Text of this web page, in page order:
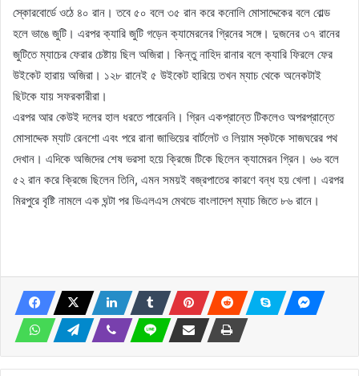
স্কোরবোর্ডে ওঠে ৪০ রান। তবে ৫০ বলে ৩৫ রান করে কনোলি মোসাদ্দেকের বলে বোল্ড
হলে ভাঙে জুটি। এরপর ক্যারি জুটি গড়েন ক্যামেরনের গ্রিনের সঙ্গে। দুজনের ৩৭ রানের
জুটিতে ম্যাচের ফেরার চেষ্টায় ছিল অজিরা। কিন্তু নাহিদ রানার বলে ক্যারি ফিরলে ফের
উইকেট হারায় অজিরা। ১২৮ রানেই ৫ উইকেট হারিয়ে তখন ম্যাচ থেকে অনেকটাই
ছিটকে যায় সফরকারীরা।
এরপর আর কেউই দলের হাল ধরতে পারেননি। গ্রিন একপ্রান্তে টিকলেও অপরপ্রান্তে
মোসাদ্দেক ম্যাট রেনশো এবং পরে রানা জাভিয়ের বার্টলেট ও লিয়াম স্কটকে সাজঘরের পথ
দেখান। এদিকে অজিদের শেষ ভরসা হয়ে ক্রিজে টিকে ছিলেন ক্যামেরন গ্রিন। ৬৬ বলে
৫২ রান করে ক্রিজে ছিলেন তিনি, এমন সময়ই বজ্রপাতের কারণে বন্ধ হয় খেলা। এরপর
মিরপুরে বৃষ্টি নামলে এক ঘন্টা পর ডিএলএস মেথডে বাংলাদেশ ম্যাচ জিতে ৮৬ রানে।